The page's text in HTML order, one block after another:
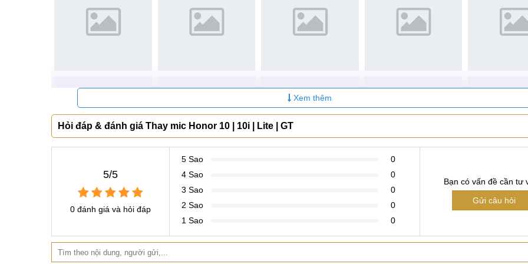
Xem thêm
Hỏi đáp & đánh giá Thay mic Honor 10 | 10i | Lite | GT
5/5
0 đánh giá và hỏi đáp
5 Sao
0
4 Sao
0
3 Sao
0
2 Sao
0
1 Sao
0
Bạn có vấn đề cần tư
Gửi câu hỏi